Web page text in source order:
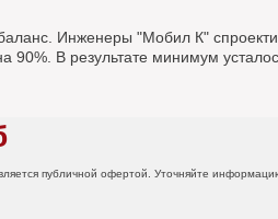
Инженеры "Мобил К"
90%. В результате минимум
публичной офертой. Уточняйте